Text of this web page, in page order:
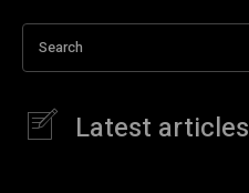
Search
Latest articles